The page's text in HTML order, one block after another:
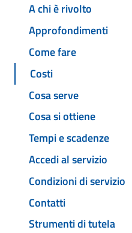
A chi è rivolto
Approfondimenti
Come fare
Costi
Cosa serve
Cosa si ottiene
Tempi e scadenze
Accedi al servizio
Condizioni di servizio
Contatti
Strumenti di tutela